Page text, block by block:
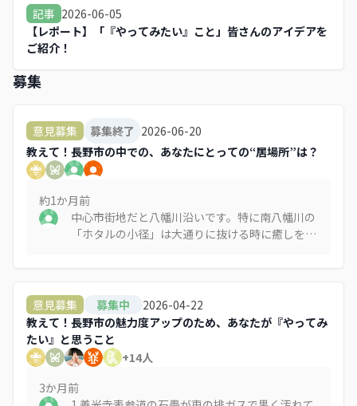
記事 2026-06-05
【レポート】「『やってみたい』こと」皆さんのアイデアを
ご紹介！
募集
意見募集 募集終了 2026-06-20
教えて！長野市の中での、あなたにとっての“居場所”は？
約1か月前
中心市街地だと八幡川沿いです。特に南八幡川の
「ホタルの小径」は大通りに抜ける時に癒しを求
後の街づくりとして用水の開放・整備を進めて、
歩いて楽しい（そして癒される）市街地になって
ほしいです。
意見募集 募集中
2026-04-22
教えて！長野市の魅力度アップのため、あなたが『やってみ
たい』と思うこと
+14人
3か月前